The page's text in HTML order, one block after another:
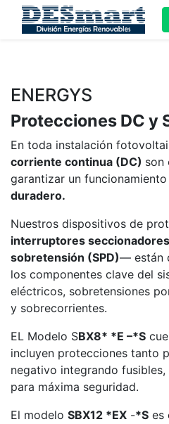
ENERGYS
Protecciones DC y
En toda instalación
corriente continua (DC) son
garantizar un funcionamiento
duradero.
Nuestros dispositivos de
interruptores
sobretensión (SPD)— están
los componentes clave del
eléctricos, sobretensiones
y sobrecorrientes.
EL Modelo SBX8* *E –*S
incluyen protecciones tanto
negativo integrando
para máxima seguridad.
El modelo SBX12 *EX -*S es